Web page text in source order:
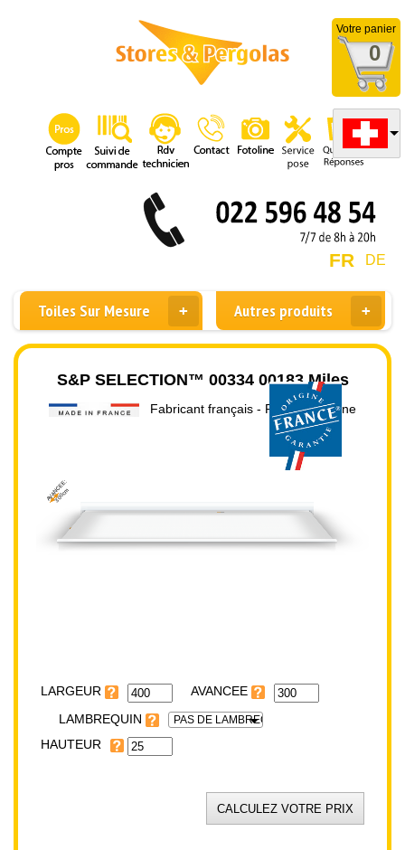
Votre panier
0
DE
FR
Toiles Sur Mesure Autres produits
S&P SELECTION™ 00334 00183 Miles
Fabricant français - Prix direct usine
AVANCEE:
300cm
LARGEUR
LAMBREQUIN
PAS DE LAMBREQUIN
HAUTEUR